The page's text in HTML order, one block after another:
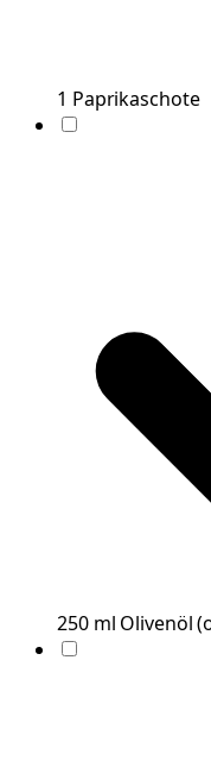
1 Paprikaschote
250 ml Olivenöl (